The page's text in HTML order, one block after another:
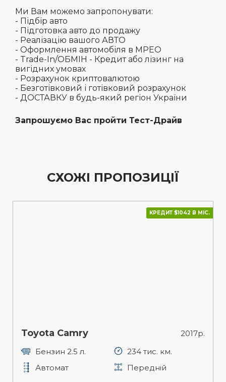
Ми Вам можемо запропонувати:
- Підбір авто
- Підготовка авто до продажу
- Реалізацію вашого АВТО
- Оформлення автомобіля в МРЕО
- Trade-In/ОБМІН - Кредит або лізинг на
вигідних умовах
- Розрахунок криптовалютою
- Безготівковий і готівковий розрахунок
- ДОСТАВКУ в будь-який регіон України
Запрошуємо Вас пройти Тест-Драйв
СХОЖІ ПРОПОЗИЦІЇ
КРЕДИТ $1042 В МІС.
Toyota Camry
2017р.
Бензин 2.5 л.
234 тис. км.
Автомат
Передній